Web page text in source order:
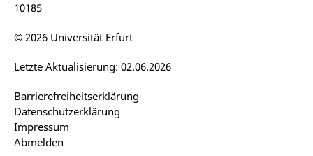
10185
Barrierefreiheitserklärung
Datenschutzerklärung
Impressum
Abmelden
Letzte Aktualisierung: 02.06.2026
© 2026 Universität Erfurt